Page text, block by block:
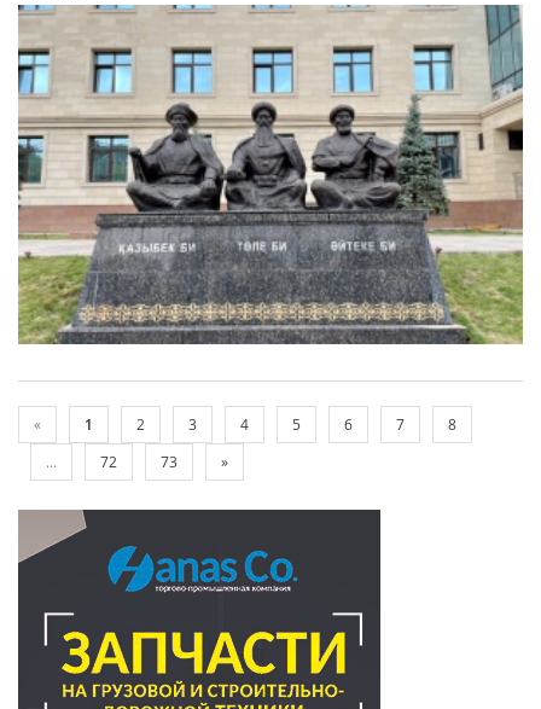
« 1 2 3 4 5 6 7
8
...
72 73 »